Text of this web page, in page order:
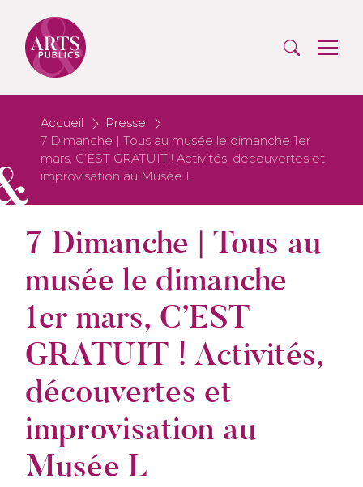
Accueil
Presse
7 Dimanche | Tous au musée le dimanche 1er
mars, C’EST GRATUIT ! Activités, découvertes et
improvisation au Musée L
7 Dimanche | Tous au
musée le dimanche
1er mars, C’EST
GRATUIT ! Activités,
découvertes et
improvisation au
Musée L